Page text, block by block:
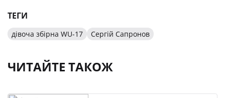
ТЕГИ
дівоча збірна WU-17 Сергій Сапронов
ЧИТАЙТЕ ТАКОЖ